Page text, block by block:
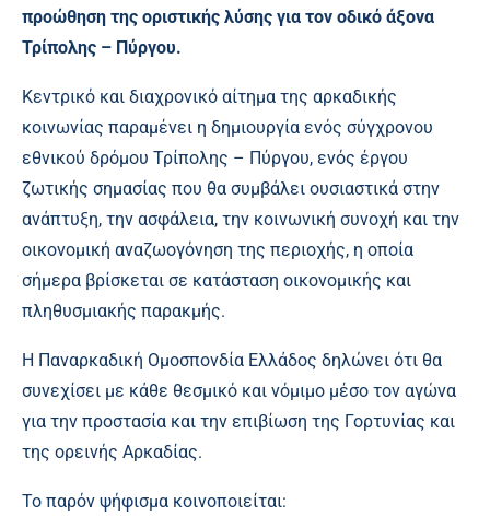
προώθηση της οριστικής λύσης για τον οδικό άξονα
Τρίπολης – Πύργου.
Κεντρικό και διαχρονικό αίτημα της αρκαδικής
κοινωνίας παραμένει η δημιουργία ενός σύγχρονου
εθνικού δρόμου Τρίπολης – Πύργου, ενός έργου
ζωτικής σημασίας που θα συμβάλει ουσιαστικά στην
ανάπτυξη, την ασφάλεια, την κοινωνική συνοχή και την
οικονομική αναζωογόνηση της περιοχής, η οποία
σήμερα βρίσκεται σε κατάσταση οικονομικής και
πληθυσμιακής παρακμής.
Η Παναρκαδική Ομοσπονδία Ελλάδος δηλώνει ότι θα
συνεχίσει με κάθε θεσμικό και νόμιμο μέσο τον αγώνα
για την προστασία και την επιβίωση της Γορτυνίας και
της ορεινής Αρκαδίας.
Το παρόν ψήφισμα κοινοποιείται: